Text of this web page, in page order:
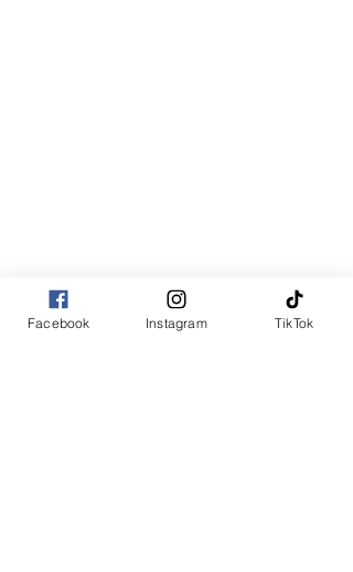
Facebook Instagram TikTok